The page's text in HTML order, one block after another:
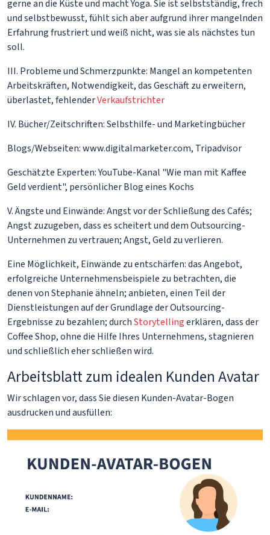
gerne an die Küste und macht Yoga. Sie ist selbstständig, frech
und selbstbewusst, fühlt sich aber aufgrund ihrer mangelnden
Erfahrung frustriert und weiß nicht, was sie als nächstes tun
soll.
III. Probleme und Schmerzpunkte: Mangel an kompetenten
Arbeitskräften, Notwendigkeit, das Geschäft zu erweitern,
überlastet, fehlenderVerkaufstrichter
IV. Bücher/Zeitschriften: Selbsthilfe- und Marketingbücher
Blogs/Webseiten: www.digitalmarketer.com, Tripadvisor
Geschätzte Experten: YouTube-Kanal "Wie man mit Kaffee
Geld verdient", persönlicher Blog eines Kochs
V. Ängste und Einwände: Angst vor der Schließung des Cafés;
Angst zuzugeben, dass es scheitert und dem Outsourcing-
Unternehmen zu vertrauen; Angst, Geld zu verlieren.
Eine Möglichkeit, Einwände zu entschärfen: das Angebot,
erfolgreiche Unternehmensbeispiele zu betrachten, die
denen von Stephanie ähneln; anbieten, einen Teil der
Dienstleistungen auf der Grundlage der Outsourcing-
Ergebnisse zu bezahlen; durchStorytellingerklären, dass der
Coffee Shop, ohne die Hilfe Ihres Unternehmens, stagnieren
und schließlich eher schließen wird.
Arbeitsblatt zum idealen Kunden Avatar
Wir schlagen vor, dass Sie diesen Kunden-Avatar-Bogen
ausdrucken und ausfüllen: